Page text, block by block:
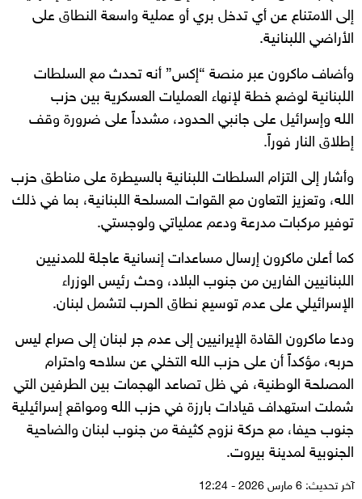
إلى الامتناع عن أي تدخل بري أو عملية واسعة النطاق على
الأراضي اللبنانية.
وأضاف ماكرون عبر منصة “إكس” أنه تحدث مع السلطات
اللبنانية لوضع خطة لإنهاء العمليات العسكرية بين حزب
الله وإسرائيل على جانبي الحدود، مشدداً على ضرورة وقف
إطلاق النار فوراً.
وأشار إلى التزام السلطات اللبنانية بالسيطرة على مناطق حزب
الله، وتعزيز التعاون مع القوات المسلحة اللبنانية، بما في ذلك
توفير مركبات مدرعة ودعم عملياتي ولوجستي.
كما أعلن ماكرون إرسال مساعدات إنسانية عاجلة للمدنيين
اللبنانيين الفارين من جنوب البلاد، وحث رئيس الوزراء
الإسرائيلي على عدم توسيع نطاق الحرب لتشمل لبنان.
ودعا ماكرون القادة الإيرانيين إلى عدم جر لبنان إلى صراع ليس
حربه، مؤكداً أن على حزب الله التخلي عن سلاحه واحترام
المصلحة الوطنية، في ظل تصاعد الهجمات بين الطرفين التي
شملت استهداف قيادات بارزة في حزب الله ومواقع إسرائيلية
جنوب حيفا، مع حركة نزوح كثيفة من جنوب لبنان والضاحية
الجنوبية لمدينة بيروت.
آخر تحديث: 6 مارس 2026 - 12:24